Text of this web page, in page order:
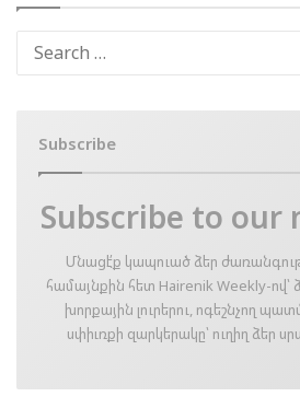
Subscribe
Subscribe to our
Մնացէ՛ք կապուած ձեր
համայնքին հետ Hairenik Weekly-ով՝
խորքային լուրերու, ոգեշնչող
սփիւռքի զարկերակը՝ ուղիղ ձեր